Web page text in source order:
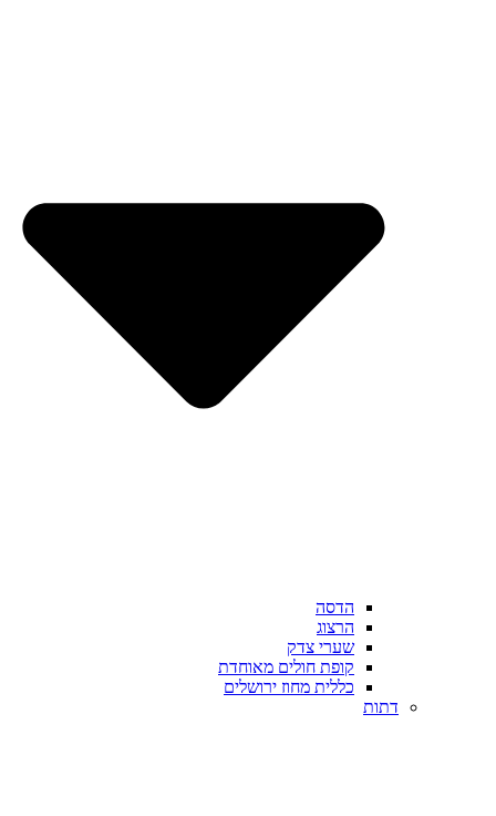
שערי צדק
קופת חולים מאוחדת
כללית מחוז ירושלים